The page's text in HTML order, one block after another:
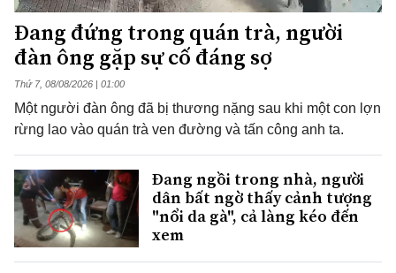
Đang đứng trong quán trà, người
đàn ông gặp sự cố đáng sợ
Thứ 7, 08/08/2026 | 01:00
Một người đàn ông đã bị thương nặng sau khi một con lợn
rừng lao vào quán trà ven đường và tấn công anh ta.
Đang ngồi trong nhà, người
dân bất ngờ thấy cảnh tượng
"nổi da gà", cả làng kéo đến
xem